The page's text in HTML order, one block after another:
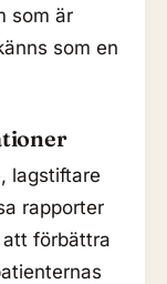
som är
som en
lagstiftare
rapporter
förbättra